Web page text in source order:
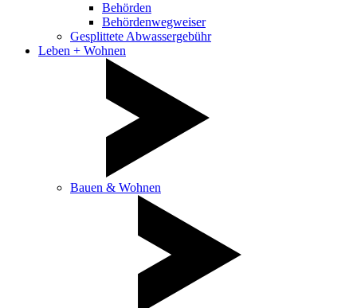
Behörden
Behördenwegweiser
Gesplittete Abwassergebühr
Leben + Wohnen
Bauen & Wohnen